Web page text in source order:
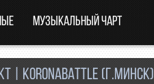
Музыкальный чарт
| KORONABATTLE (г.Минск)